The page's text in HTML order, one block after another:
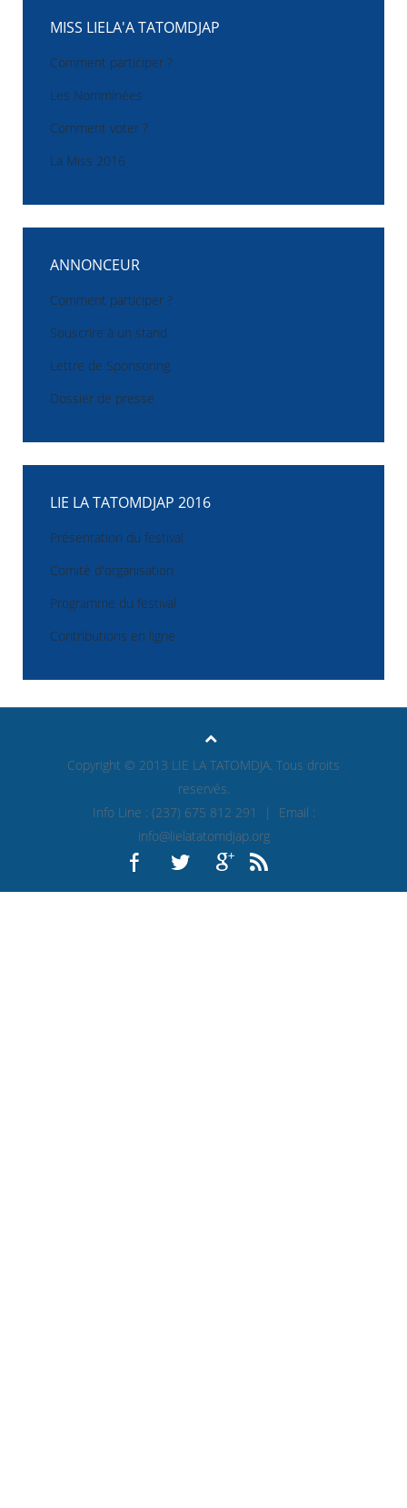
MISS LIELA'A TATOMDJAP
Comment participer ?
Les Nomminées
Comment voter ?
La Miss 2016
ANNONCEUR
Comment participer ?
Souscrire à un stand
Lettre de Sponsoring
Dossier de presse
LIE LA TATOMDJAP 2016
Présentation du festival
Comité d'organisation
Programme du festival
Contributions en ligne
Copyright © 2013 LIE LA TATOMDJA. Tous droits
reservés.
Info Line : (237) 675 812 291 | Email :
info@lielatatomdjap.org